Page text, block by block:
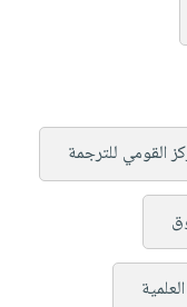
القومي للترجمة